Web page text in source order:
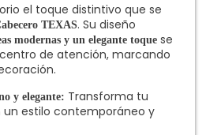
el toque distintivo que se
TEXAS. Su diseño
modernas y un elegante toque se
de atención, marcando
y elegante: Transforma tu
un estilo contemporáneo y